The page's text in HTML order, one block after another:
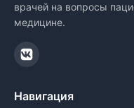
врачей на вопросы
медицине.
Навигация